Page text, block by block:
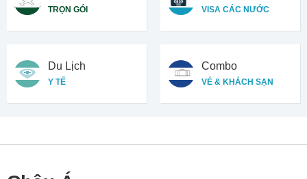
TRỌN GÓI VISA CÁC NƯỚC
Du Lịch
Y TẾ
Combo
VÉ & KHÁCH SẠN